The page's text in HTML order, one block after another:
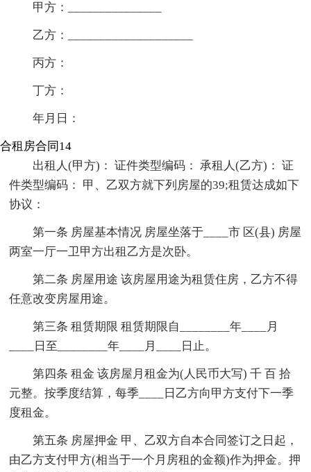
甲方：_______________
乙方：____________________
丙方：
丁方：
年月日：
合租房合同14
出租人(甲方)： 证件类型编码： 承租人(乙方)： 证
件类型编码： 甲、乙双方就下列房屋的39;租赁达成如下
协议：
第一条 房屋基本情况 房屋坐落于____市 区(县) 房屋
两室一厅一卫甲方出租乙方是次卧。
第二条 房屋用途 该房屋用途为租赁住房，乙方不得
任意改变房屋用途。
第三条 租赁期限 租赁期限自________年____月
____日至________年____月____日止。
第四条 租金 该房屋月租金为(人民币大写) 千 百 拾
元整。按季度结算，每季____日乙方向甲方支付下一季
度租金。
第五条 房屋押金 甲、乙双方自本合同签订之日起，
由乙方支付甲方(相当于一个月房租的金额)作为押金。押